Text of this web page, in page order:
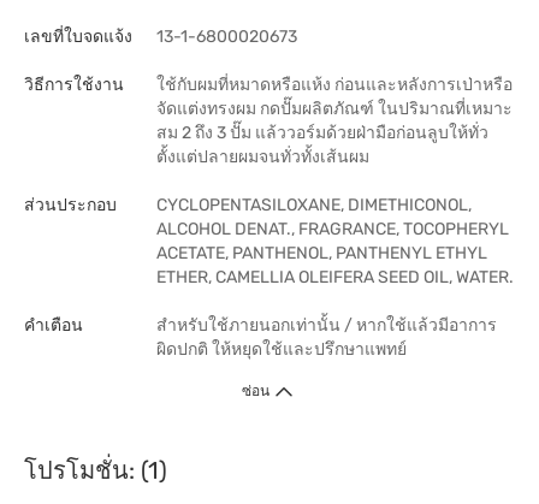
เลขที่ใบจดแจ้ง 13-1-6800020673
วิธีการใช้งาน
ใช้กับผมที่หมาดหรือแห้ง ก่อนและหลังการเป่าหรือ
จัดแต่งทรงผม กดปั๊มผลิตภัณฑ์ ในปริมาณที่เหมาะ
สม 2 ถึง 3 ปั๊ม แล้ววอร์มด้วยฝ่ามือก่อนลูบให้ทั่ว
ตั้งแต่ปลายผมจนทั่วทั้งเส้นผม
ส่วนประกอบ
CYCLOPENTASILOXANE, DIMETHICONOL,
ALCOHOL DENAT., FRAGRANCE, TOCOPHERYL
ACETATE, PANTHENOL, PANTHENYL ETHYL
ETHER, CAMELLIA OLEIFERA SEED OIL, WATER.
คำเตือน
สำหรับใช้ภายนอกเท่านั้น / หากใช้แล้วมีอาการ
ผิดปกติ ให้หยุดใช้และปรึกษาแพทย์
ซ่อน
โปรโมชั่น: (1)